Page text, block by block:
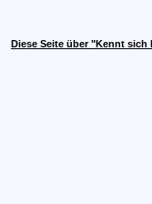
Diese Seite über "Kennt sich